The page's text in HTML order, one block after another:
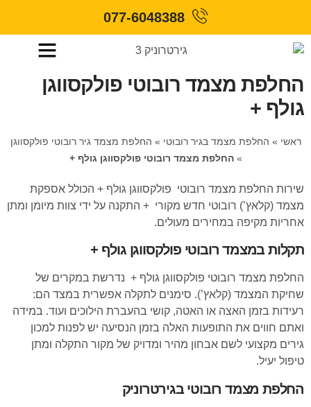
077-6048388
החלפת מצמד רובוטי פולקסווגן
גולף +
ראשי » החלפת מצמד בגיר רובוטי » החלפת מצמד גיר רובוטי פולקסווגן
»החלפת מצמד רובוטי פולקסווגן גולף +
שירות החלפת מצמד רובוטי פולקסווגן גולף + הכולל אספקת
מצמד (קלאץ’) רובוטי חדש מקורי + התקנה על ידי צוות מיומן ומתן
אחריות מקיפה במחירים מעולים.
תקלות במצמד רובוטי פולקסווגן גולף +
החלפת מצמד רובוטי פולקסווגן גולף + נדרשת במקרים של
שחיקת המצמד (קלאץ’). סימנים לתקלה אפשרית במצד הם:
רעידות בזמן האצה או האטה, קושי בהעברת הילוכים ועוד. במידה
ואתם חווים את התופעות האלה בזמן הנסיעה יש לפנות למכון
גירים מקצועי לשם אבחון מהיר ומדויק של מקור התקלה ומתן
טיפול יעיל.
החלפת מצמד רובוטי בגירטרוניק